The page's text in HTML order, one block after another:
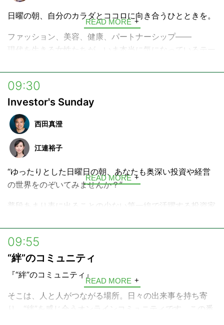
日曜の朝、自分のカラダとココロに向き合うひとときを。
ファッション、美容、健康、パートナーシップ――
現代を生きる女性たちが、いま本当に気になっているテー
ム。
さまざまなライフステージを経験してきた梅宮アンナの視
点とリアルな体験談を通して、毎日を健やかに、前向きに
生きるきっかけをお届けします。
READ MORE
09:30
Investor's Sunday
西田真澄
江連裕子
“ゆったりとした日曜日の朝、あなたも奥深い投資や経営
の世界をのぞいてみませんか？”
普段あまり表に出ることの少ない第一線で活躍する投資家
内容から会社経営におけるノウハウ、日本市場の課題、注
目の経済ニュースまで深堀り！
他では聞けない切れ味鋭い経済トークをお送りします。
投資家（アクティビスト）は、投資先の企業と“対話“する
ことにより企業価値（株価）を高める”エンゲージメン
ト“を行います。
READ MORE
09:55
“絆”のコミュニティ
『“絆”のコミュニティ』
そこは、人と人がつながる場所。日々の出来事を持ち寄
り、“絆”を感じ合うオンラインコミュニティです。この番
READ MORE